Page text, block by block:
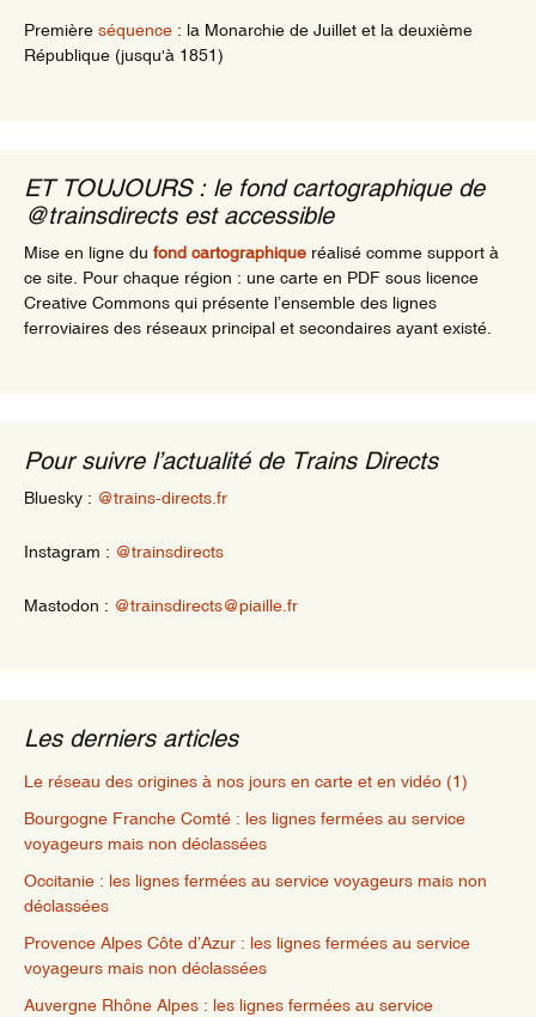
Première séquence : la Monarchie de Juillet et la deuxième
République (jusqu'à 1851)
ET TOUJOURS : le fond cartographique de
@trainsdirects est accessible
Mise en ligne du fond cartographique réalisé comme support à
ce site. Pour chaque région : une carte en PDF sous licence
Creative Commons qui présente l’ensemble des lignes
ferroviaires des réseaux principal et secondaires ayant existé.
Pour suivre l’actualité de Trains Directs
Bluesky : @trains-directs.fr
Instagram : @trainsdirects
Mastodon : @trainsdirects@piaille.fr
Les derniers articles
Le réseau des origines à nos jours en carte et en vidéo (1)
Bourgogne Franche Comté : les lignes fermées au service
voyageurs mais non déclassées
Occitanie : les lignes fermées au service voyageurs mais non
déclassées
Provence Alpes Côte d’Azur : les lignes fermées au service
voyageurs mais non déclassées
Auvergne Rhône Alpes : les lignes fermées au service